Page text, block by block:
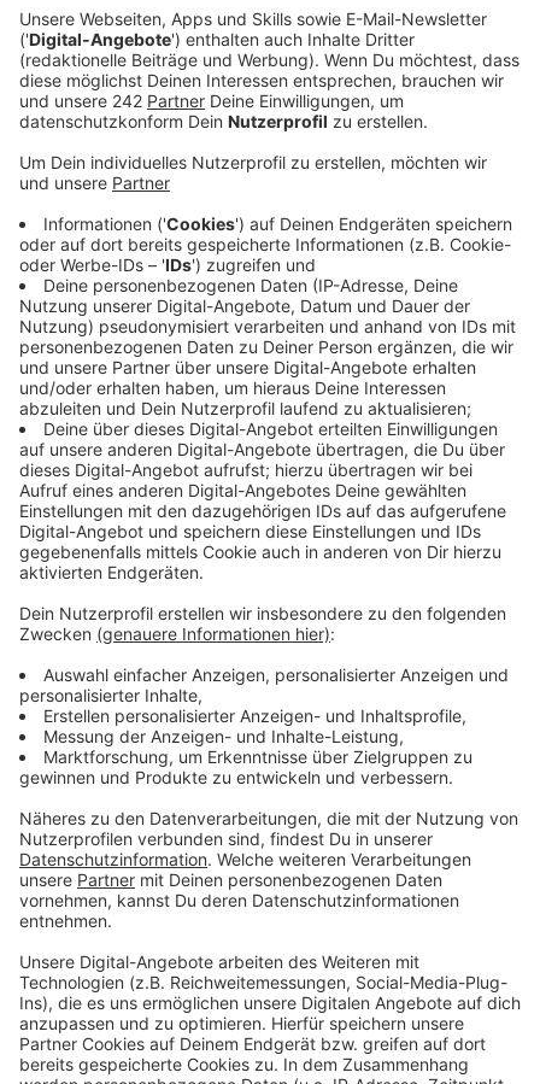
eure eigene Wohnung oder das Haus denn so wert?
Wäre doch praktisch, wenn man diesen Wert einfach
so ablesen könnte. Wie den Kontostand bei der Bank.
Doch das Ganze ist leichter als ihr möglicherweise
denkt. Unser Finanzexperte Maximilian Blusch hat sich
auf die Suche gemacht:
Wertsteigerungen der letzten Jahre auf den Wert
meiner Wohnung ausgewirkt haben. Da ich nicht
verkaufen will, möchte ich auch keinen Makler
kommen lassen. Heute kann man den Wert seiner
Immobilie ohne große Umstände kostenlos ermitteln
lassen. Auf der Website meines Instituts bin ich auf
eine einfache und schnelle Möglichkeit gestoßen.
Einfach, da Ihr für die Bewertung keine besonderen
Unterlagen braucht. Nach ein paar Klicks errechnet das
Programm einen Richtwert für Eure Immobilie. Schnell,
denn das Online-Ausfüllen dauert nur wenige Minuten.
Die Grunddaten der zu bewertenden Immobilie werden
im Zuge der Analyse mit den Zahlen und Ergebnissen
eines fachübergreifenden Expertenteams abgeglichen.
Und so geht’s: Gebt im ersten Schritt an, welche Art von
Immobilie bewertet werden soll. Dann gebt Eckdaten
wie Adresse, Baujahr, Wohnfläche und Zimmerzahl ein.
Natürlich auch Angaben zur Ausstattung mit Garten,
Balkon, Stellplatz oder Garage und welche
Renovierungs- bzw. Sanierungsmaßnahmen Ihr schon
vorgenommen habt. Nach kurzer Zeit erhaltet Ihr die
Wohnmarktanalyse kostenlos als PDF an Eure E-
Mailadresse zugesandt.“
Falls Ihr dann tatsächlich verkaufen wollt gilt: Holt
Euch Rat und zwar in diesem Falle bei einem lokal gut
vernetzten und erfahrenen Makler. Zwar gibt es die
optimale umfassende Betreuung nicht umsonst, aber
ein guter Makler bringt Eure Immobilie an den richtigen
Käufer, zum optimalen Preis. Dabei nimmt er Euch auch